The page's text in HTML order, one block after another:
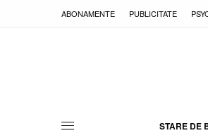
ABONAMENTE PUBLICITATE
STARE DE